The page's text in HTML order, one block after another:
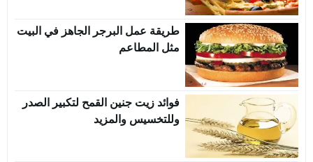
طريقة عمل البرجر الجاهز في البيت
مثل المطاعم
فوائد زيت جنين القمح لتكبير الصدر
وللتخسيس والمزيد